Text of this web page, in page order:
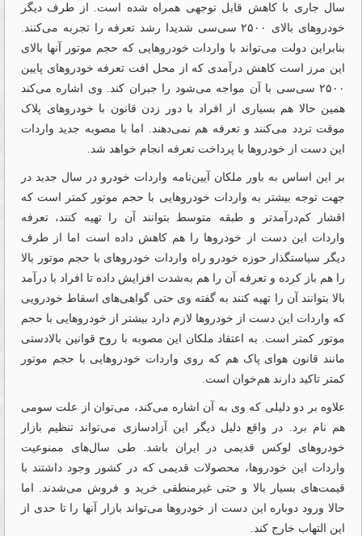
سال جاری با کاهش قابل توجهی همراه شده است. از طرف دیگر
خودروهای بالای ۲۵۰۰ سی‌‌‌سی شدیدا رشد تعرفه را تجربه می‌‌‌کنند.
بنابراین دولت می‌تواند با واردات خودروهایی که حجم موتور آنها بالای
این مرز است کاهش درآمدی که از محل افت تعرفه خودروهای پایین
۲۵۰۰ سی‌‌‌سی با آن مواجه می‌شود را جبران کند. وی اشاره می‌‌‌کند
همین حالا هم بسیاری از افراد با دور زدن قانون با خودروهای پلاک
موقت تردد می‌‌‌کنند و تعرفه هم نمی‌دهند. اما با مصوبه جدید واردات
این دست از خودروها با پرداخت تعرفه انجام خواهد شد.
بر این اساس به باور ملکان آیین‌‌‌نامه واردات خودرو در سال جدید در
جهت توجه بیشتر به واردات خودروهایی با حجم موتور کمتر است که
اقشار کم‌‌‌درآمدتر و طبقه متوسط بتوانند آن را تهیه کنند، تعرفه
واردات این دست از خودروها را هم کاهش داده است اما از طرف
دیگر سیاستگذار حوزه خودرو راه واردات خودروهای با حجم موتور بالا
را هم باز کرده و تعرفه آن را هم به‌شدت افزایش داده تا افراد با درآمد
بالا بتوانند آن را تهیه کنند به گفته وی حتی گواهی‌‌‌های اسقاط خودرویی
که واردات این دست از خودروها لازم دارد بیشتر از خودروهایی با حجم
موتور کمتر است. به اعتقاد ملکان این مصوبه با روح قوانین بالادستی
مانند قانون هوای پاک هم که روی واردات خودروهایی با حجم موتور
کمتر تاکید دارند هم‌‌‌خوان است.
علاوه بر دو دلیلی که وی به آن اشاره می‌‌‌کند، می‌توان از علت سومی
هم نام برد. در واقع دلیل دیگر این آزادسازی می‌تواند تنظیم بازار
خودروهای لوکس قدیمی در ایران باشد. طی سال‌های ممنوعیت
واردات این خودروها، محصولات قدیمی که در کشور وجود داشتند با
قیمت‌‌‌های بسیار بالا و حتی غیرمنطقی خرید و فروش می‌شدند. اما
حالا ورود دوباره این دست از خودروها می‌تواند بازار آنها را تا حدی از
این التهاب خارج کند.